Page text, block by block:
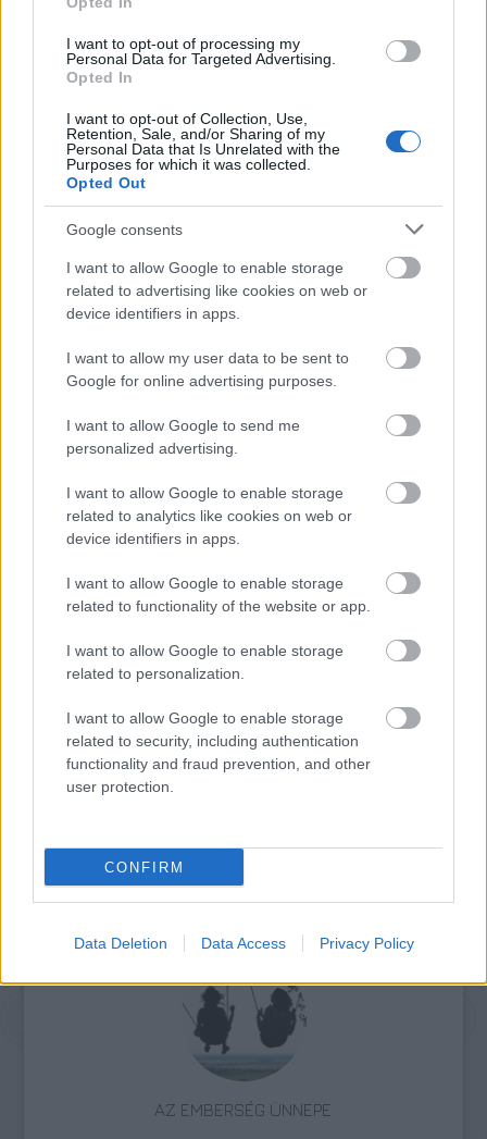
I want to opt-out of processing my
Personal Data for Targeted Advertising.
Opted In
I want to opt-out of Collection, Use,
Retention, Sale, and/or Sharing of my
Personal Data that Is Unrelated with the
Purposes for which it was collected.
Opted Out
Google consents
I want to allow Google to enable storage
related to advertising like cookies on web or
device identifiers in apps.
I want to allow my user data to be sent to
Google for online advertising purposes.
I want to allow Google to send me
personalized advertising.
I want to allow Google to enable storage
related to analytics like cookies on web or
device identifiers in apps.
I want to allow Google to enable storage
related to functionality of the website or app.
I want to allow Google to enable storage
related to personalization.
I want to allow Google to enable storage
related to security, including authentication
functionality and fraud prevention, and other
user protection.
CONFIRM
Data Deletion Data Access Privacy Policy
kiadott Goodbye Swingtime albumon
a dalok dekonstrukciója, elemi egységekre,
hangokra bontása, majd újbóli
"bricolage-zsa".
Lemezek (Matthew) Herbert néven
100lbs, 1996
Around the House, 1998
Bodily Functions, 2001
Goodbye Swingtime, 2003
Plat du jour, 2005
Lehetetlen összefoglalni Matthew Herbert
alig másfél évtizede tartó, ám
zörejkovácsolástól andalító
balladákon át, ihletett és az eredetivel
egyenértékű remixeken keresztül
elektródiszkóig és masszívan pumpáló
négynegyedes house-okig terjed a
azonnal felismerhető rajta Herbert
összetéveszthetetlen egyénisége.
Zene A38
AZ EMBERSÉG ÜNNEPE